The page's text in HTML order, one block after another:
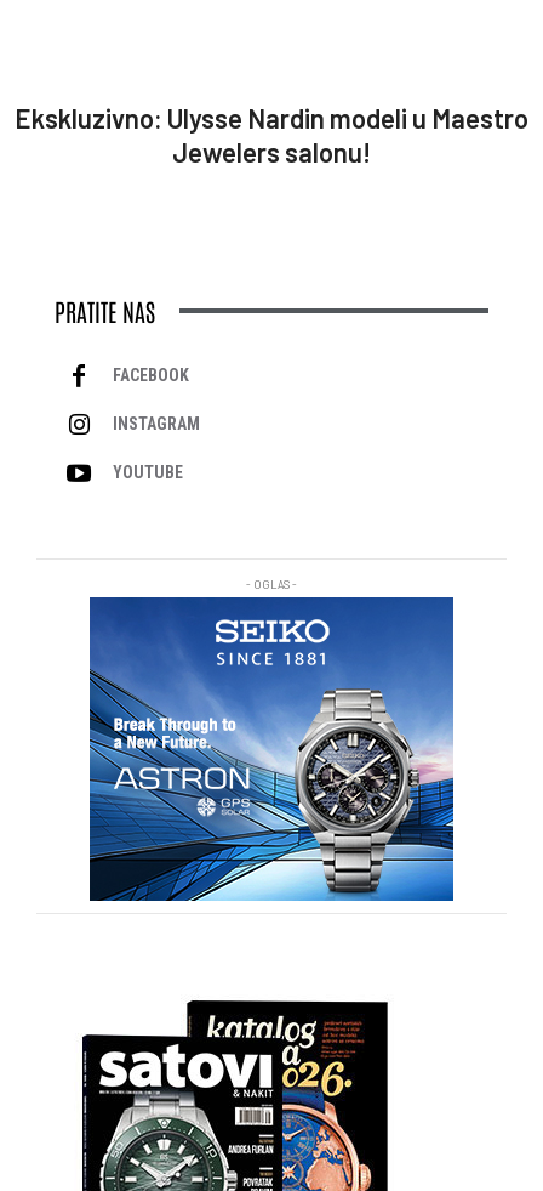
Ekskluzivno: Ulysse Nardin modeli u Maestro
Jewelers salonu!
PRATITE NAS
FACEBOOK
INSTAGRAM
YOUTUBE
- OGLAS -